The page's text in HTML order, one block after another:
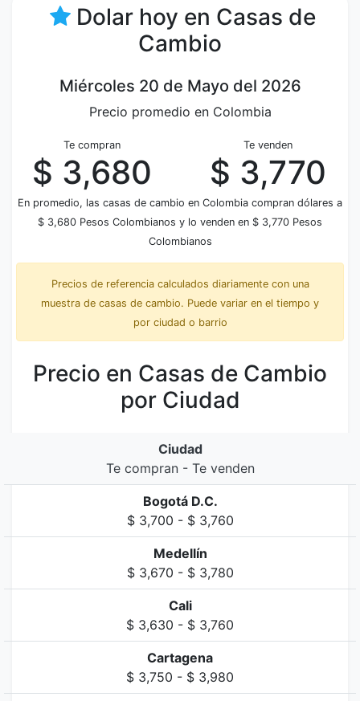
Dolar hoy en Casas de
Cambio
Miércoles 20 de Mayo del 2026
Precio promedio en Colombia
Te compran
$ 3,680
Te venden
$ 3,770
En promedio, las casas de cambio en Colombia compran dólares a
$ 3,680 Pesos Colombianos y lo venden en $ 3,770 Pesos
Colombianos
Precios de referencia calculados diariamente con una
muestra de casas de cambio. Puede variar en el tiempo y
por ciudad o barrio
Precio en Casas de Cambio
por Ciudad
Ciudad
Te compran - Te venden
Bogotá D.C.
$ 3,700 - $ 3,760
Medellín
$ 3,670 - $ 3,780
Cali
$ 3,630 - $ 3,760
Cartagena
$ 3,750 - $ 3,980